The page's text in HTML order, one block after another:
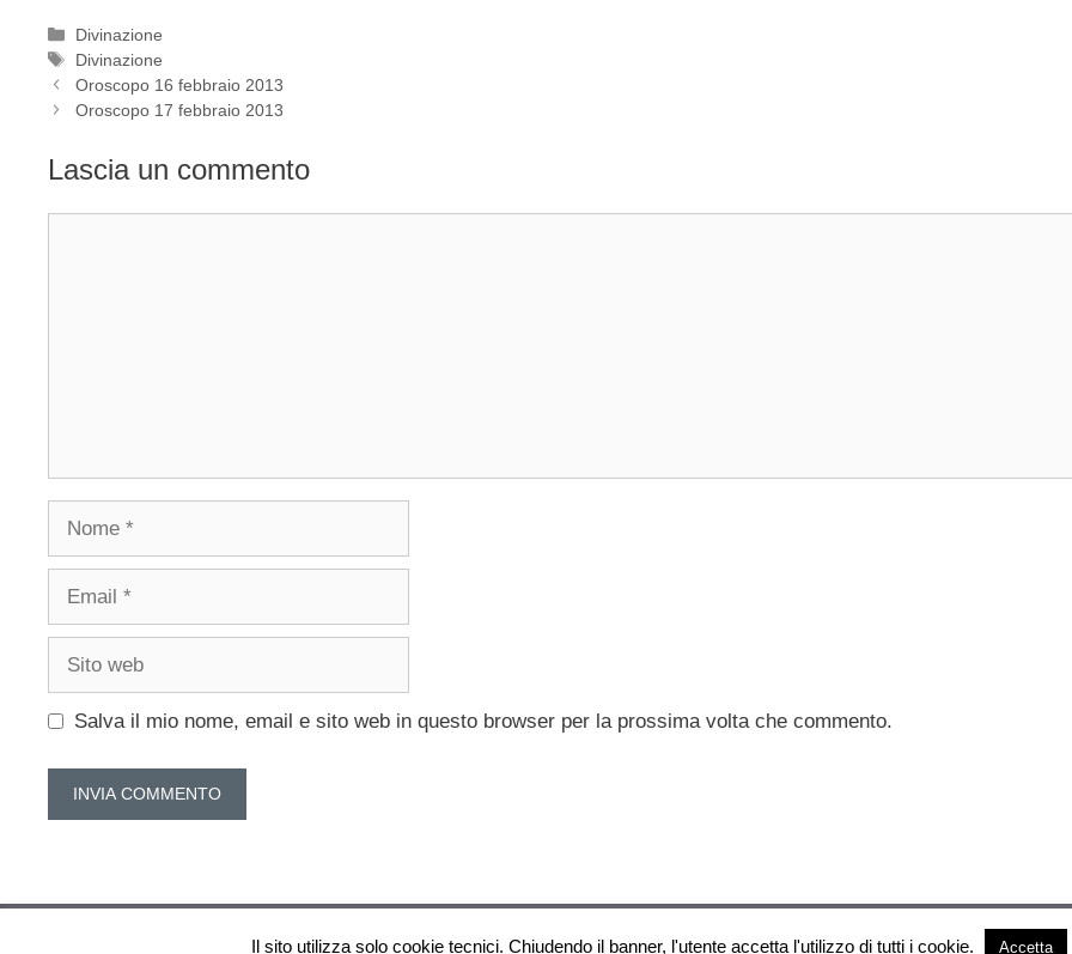
Categorie
Divinazione
Tag
Divinazione
Oroscopo 16 febbraio 2013
Oroscopo 17 febbraio 2013
Lascia un commento
Nome
Email
Sito
Salva il mio nome, email e sito web in questo browser per la prossima volta che commento.
Esoterya.com © 2026. All right reserverd.
Il sito utilizza solo cookie tecnici. Chiudendo il banner, l'utente accetta l'utilizzo di tutti i cookie. Accetta